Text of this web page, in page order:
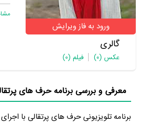
ورود به فاز ویرایش
گالری
عکس (0) فیلم (0)
معرفی و بررسی برنامه حرف های